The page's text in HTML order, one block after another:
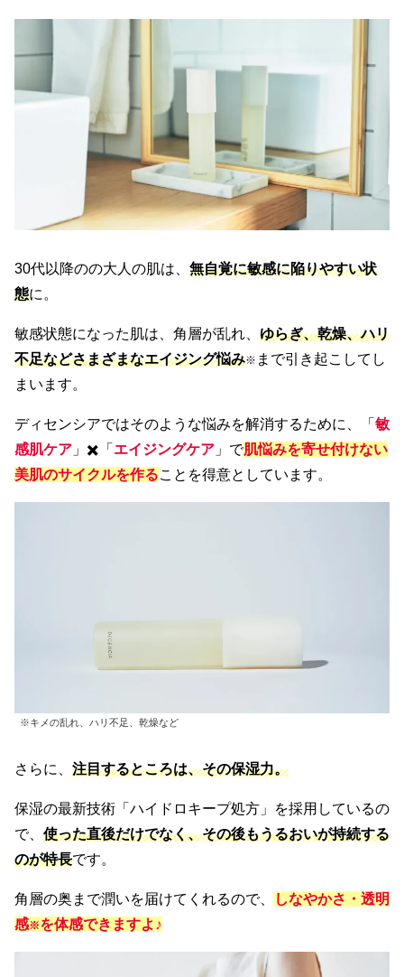
30代以降のの大人の肌は、 無自覚に敏感に陥りやすい状
態に。
敏感状態になった肌は、角層が乱れ、 ゆらぎ、乾燥、ハリ
不足などさまざまなエイジング悩み※ まで引き起こしてし
まいます。
ディセンシアではそのような悩みを解消するために、「 敏
感肌ケア 」✖️「 エイジングケア 」で肌悩みを寄せ付けない
美肌のサイクルを作ることを得意としています。
※キメの乱れ、ハリ不足、乾燥など
さらに、 注目するところは、その保湿力。
保湿の最新技術「ハイドロキープ処方」を採用しているの
で、 使った直後だけでなく、その後もうるおいが持続する
のが特長です。
角層の奥まで潤いを届けてくれるので、
しなやかさ・透明
感※を体感できますよ♪